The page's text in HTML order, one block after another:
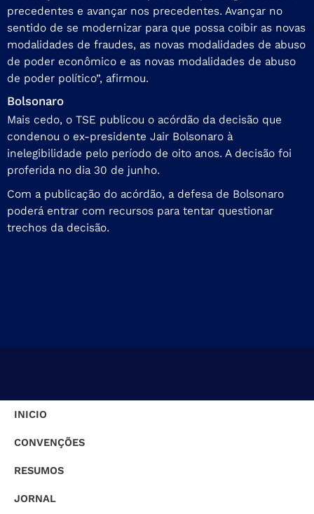
precedentes e avançar nos precedentes. Avançar no
sentido de se modernizar para que possa coibir as novas
modalidades de fraudes, as novas modalidades de abuso
de poder econômico e as novas modalidades de abuso
de poder político”, afirmou.
Bolsonaro
Mais cedo, o TSE publicou o acórdão da decisão que
condenou o ex-presidente Jair Bolsonaro à
inelegibilidade pelo período de oito anos. A decisão foi
proferida no dia 30 de junho.
Com a publicação do acórdão, a defesa de Bolsonaro
poderá entrar com recursos para tentar questionar
trechos da decisão.
INICIO
CONVENÇÕES
RESUMOS
JORNAL